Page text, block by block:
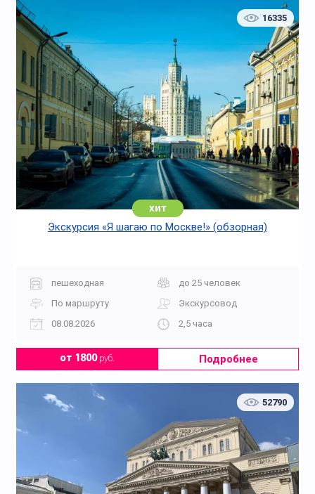
16335
хит
Экскурсия «Я шагаю по Москве!» (обзорная)
пешеходная
до 25 человек
По маршруту
Экскурсовод
08.08.2026
2,5 часа
от 1800руб. Подробнее
52790